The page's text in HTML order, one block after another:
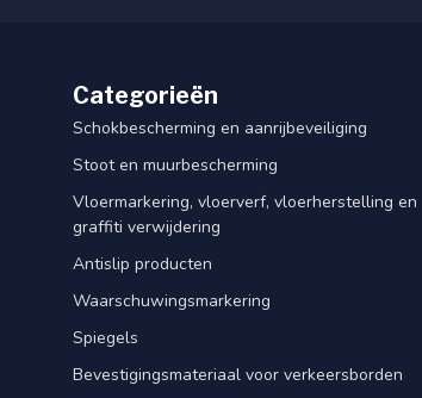
Categorieën
Schokbescherming en aanrijbeveiliging
Stoot en muurbescherming
Vloermarkering, vloerverf, vloerherstelling en
graffiti verwijdering
Antislip producten
Waarschuwingsmarkering
Spiegels
Bevestigingsmateriaal voor verkeersborden